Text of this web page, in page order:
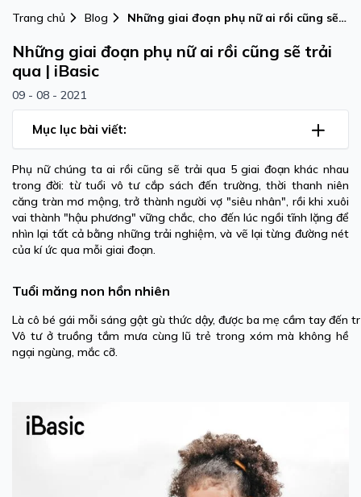
Trang chủ Blog
Những giai đoạn phụ nữ ai rồi cũng sẽ
Những giai đoạn phụ nữ ai rồi cũng sẽ trải
qua | iBasic
09 - 08 - 2021
Mục lục bài viết:
Phụ nữ chúng ta ai rồi cũng sẽ trải qua 5 giai đoạn khác nhau
trong đời: từ tuổi vô tư cắp sách đến trường, thời thanh niên
căng tràn mơ mộng, trở thành người vợ "siêu nhân", rồi khi xuôi
vai thành "hậu phương" vững chắc, cho đến lúc ngồi tĩnh lặng để
nhìn lại tất cả bằng những trải nghiệm, và vẽ lại từng đường nét
của kí ức qua mỗi giai đoạn.
Tuổi măng non hồn nhiên
Là cô bé gái mỗi sáng gật gù thức dậy, được ba mẹ cầm tay đến
Vô tư ở truồng tắm mưa cùng lũ trẻ trong xóm mà không hề
ngại ngùng, mắc cỡ.